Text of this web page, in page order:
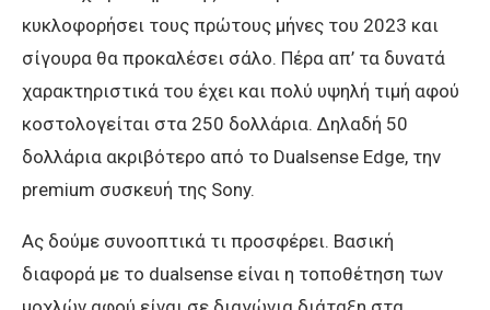
κυκλοφορήσει τους πρώτους μήνες του 2023 και
σίγουρα θα προκαλέσει σάλο. Πέρα απ’ τα δυνατά
χαρακτηριστικά του έχει και πολύ υψηλή τιμή αφού
κοστολογείται στα 250 δολλάρια. Δηλαδή 50
δολλάρια ακριβότερο από το Dualsense Edge, την
premium συσκευή της Sony.
Ας δούμε συνοοπτικά τι προσφέρει. Βασική
διαφορά με το dualsense είναι η τοποθέτηση των